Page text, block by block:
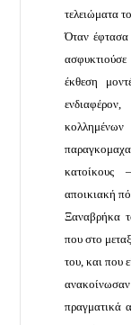
τελειώματα
Όταν
έκθεση
αποικιακή
Ξαναβρήκα
που στο
του, και που
πραγματικά